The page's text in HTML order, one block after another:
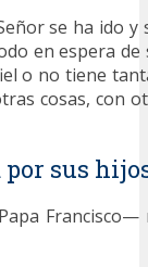
se ha ido
en espera
o no tiene
cosas, con
sus